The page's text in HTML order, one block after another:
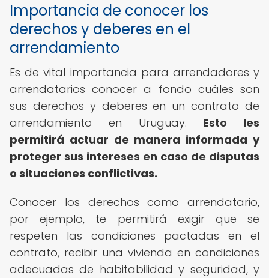
Importancia de conocer los
derechos y deberes en el
arrendamiento
Es de vital importancia para arrendadores y
arrendatarios conocer a fondo cuáles son
sus derechos y deberes en un contrato de
arrendamiento en Uruguay. Esto les
permitirá actuar de manera informada y
proteger sus intereses en caso de disputas
o situaciones conflictivas.
Conocer los derechos como arrendatario,
por ejemplo, te permitirá exigir que se
respeten las condiciones pactadas en el
contrato, recibir una vivienda en condiciones
adecuadas de habitabilidad y seguridad, y